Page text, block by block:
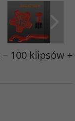
100 klipsów +